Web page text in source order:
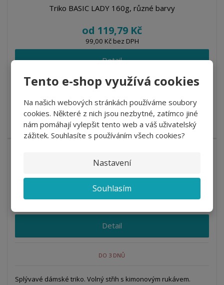
Tento e-shop využívá cookies
Na našich webových stránkách používáme soubory
cookies. Některé z nich jsou nezbytné, zatímco jiné
nám pomáhají vylepšit tento web a váš uživatelský
zážitek. Souhlasíte s používáním všech cookies?
Nastavení
Souhlasím
Triko BASIC LADY 160g, různé barvy
od 119,79 Kč
99,00 Kč bez DPH
Detail
DO 3 DNŮ
Kvalitní dámské tričko střední gramáže s projmutým střihem
zvýrazňující dámskou ...
od192,39 Kč
Detail
DO 3 DNŮ
Splývavé dámské triko. Volný střih s kimonovým rukávem.